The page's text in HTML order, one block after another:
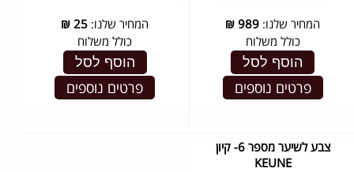
המחיר שלנו: 989
₪
כולל משלוח
הוסף לסל
פרטים נוספים
המחיר שלנו: 25
₪
כולל משלוח
הוסף לסל
פרטים נוספים
צבע לשיער מספר 6- קיון
KEUNE